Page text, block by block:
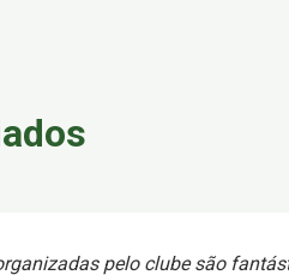
pelo clube são